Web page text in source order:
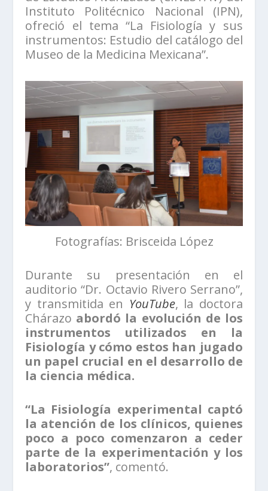
Instituto Politécnico Nacional (IPN),
ofreció el tema “La Fisiología y sus
instrumentos: Estudio del catálogo del
Museo de la Medicina Mexicana”.
Fotografías: Brisceida López
Durante su presentación en el
auditorio “Dr. Octavio Rivero Serrano”,
y transmitida en YouTube, la doctora
Chárazo abordó la evolución de los
instrumentos utilizados en la
Fisiología y cómo estos han jugado
un papel crucial en el desarrollo de
la ciencia médica.
“La Fisiología experimental captó
la atención de los clínicos, quienes
poco a poco comenzaron a ceder
parte de la experimentación y los
laboratorios”, comentó.